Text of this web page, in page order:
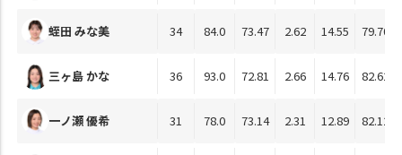
蛭田 みな美 34 84.0 73.47 2.62 14.55 79.70
三ヶ島 かな 36 93.0 72.81 2.66 14.76 82.62
一ノ瀬 優希 31 78.0 73.14 2.31 12.89 82.12